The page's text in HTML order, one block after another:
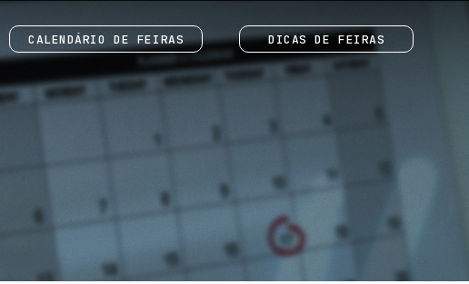
CALENDÁRIO DE FEIRAS DICAS DE FEIRAS